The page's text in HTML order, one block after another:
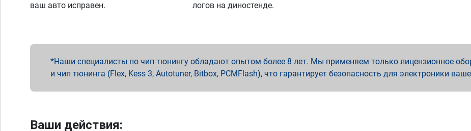
ваш авто исправен.
логов на диностенде.
Наши специалисты по чип тюнингу обладают опытом более 8 лет. Мы применяем только лицензионное
и чип тюнинга (Flex, Kess 3, Autotuner, Bitbox, PCMFlash), что гарантирует безопасность для электроники
Ваши действия: